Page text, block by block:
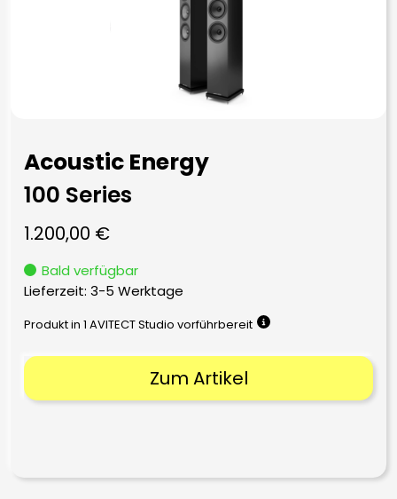
Acoustic Energy
100 Series
1.200,00 €
Bald verfügbar
Lieferzeit: 3-5 Werktage
Produkt in 1 AVITECT Studio vorführbereit
Zum Artikel